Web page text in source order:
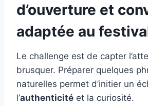
d’ouverture et
adaptée au
Le challenge est de capter
brusquer. Préparer quelques
naturelles permet d’initier un
l’authenticité et la curiosité.